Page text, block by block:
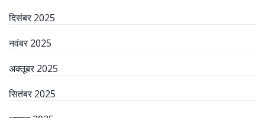
दिसंबर 2025
नवंबर 2025
अक्तूबर 2025
सितंबर 2025